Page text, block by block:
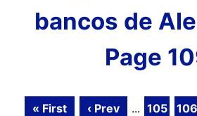
bancos de
Page
« First ‹ Prev ... 105 106